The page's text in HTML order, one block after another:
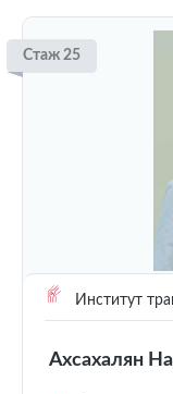
Стаж 25
Институт
Ахсахалян